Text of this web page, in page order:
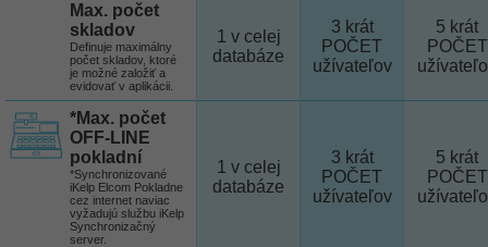
Max. počet
skladov
Definuje maximálny
počet skladov, ktoré
je možné založiť a
evidovať v aplikácii.
1 v celej
databáze
3 krát
POČET
užívateľov
5 krát
POČET
*Max. počet
OFF-LINE
pokladní
*Synchronizované
iKelp Elcom Pokladne
cez internet naviac
vyžadujú službu iKelp
Synchronizačný
server.
1 v celej
databáze
3 krát
POČET
užívateľov
5 krát
POČET